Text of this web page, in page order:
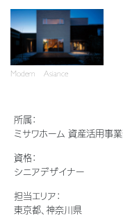
売る [MISAWA RELAY]
住まいの売却
多彩な動画やこだわりが詰
づくりを楽しく学べるデジタ
ホームラウンジ 新築・戸建
役立つ多彩な情報を幅広くお
ホームラウンジ 土地活用
これから
実例動画や基礎知識、収納
の具体策とアイデアを豊富に
すべてのフィールドに新し
ちづくりを実現していきます。
ミサワゼネラルソリューショ
ミサワホームオーナーさま
結ぶコミュニケーションサイ
ミサワオーナーズクラブ
採用情報
新卒者採用
障がい者採用
ウエルネス事業
Modern Asiance
所属：
ミサワホーム 資産活用事
資格：
シニアデザイナー
担当エリア：
東京都、神奈川県